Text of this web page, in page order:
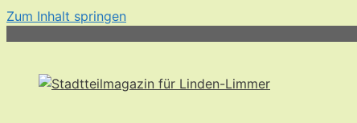
Zum Inhalt springen